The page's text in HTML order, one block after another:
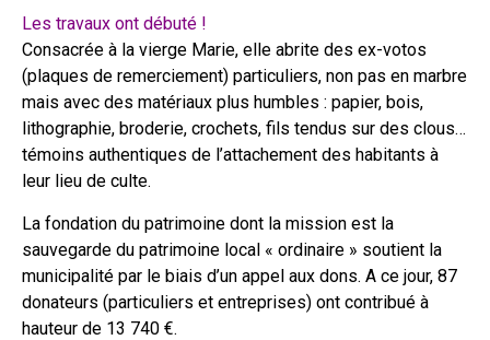
Les travaux ont débuté !
Consacrée à la vierge Marie, elle abrite des ex-votos
(plaques de remerciement) particuliers, non pas en marbre
mais avec des matériaux plus humbles : papier, bois,
lithographie, broderie, crochets, fils tendus sur des clous…
témoins authentiques de l’attachement des habitants à
leur lieu de culte.
La fondation du patrimoine dont la mission est la
sauvegarde du patrimoine local « ordinaire » soutient la
municipalité par le biais d’un appel aux dons. A ce jour, 87
donateurs (particuliers et entreprises) ont contribué à
hauteur de 13 740 €.